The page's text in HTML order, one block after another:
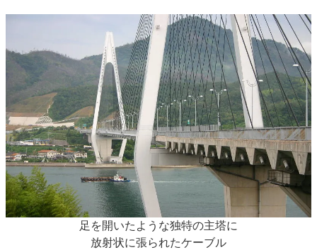
足を開いたような独特の主塔に
放射状に張られたケーブル